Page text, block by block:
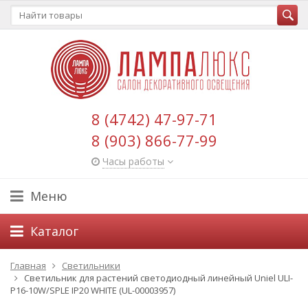
8 (4742) 47-97-71
8 (903) 866-77-99
Часы работы
Меню
Каталог
Главная
Светильники
Светильник для растений светодиодный линейный Uniel ULI-
P16-10W/SPLE IP20 WHITE (UL-00003957)